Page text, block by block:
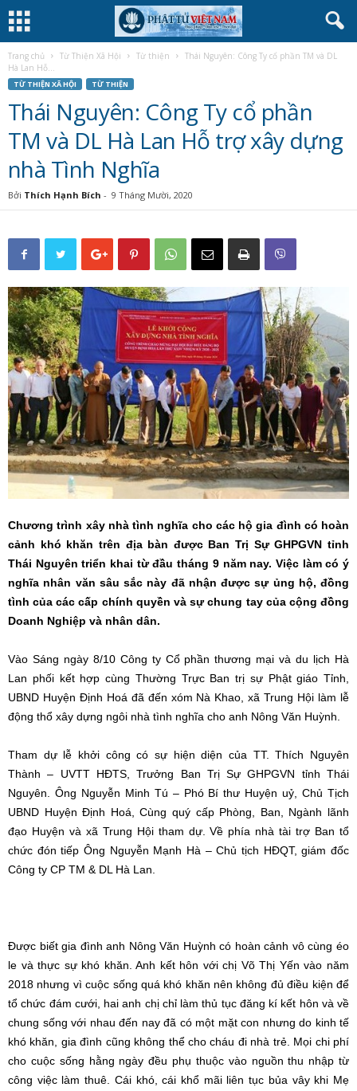
Trang chủ Từ Thiện Xã Hội Từ thiện
Thái Nguyên: Công Ty cổ phần TM và DL
Hà Lan Hỗ...
TỪ THIỆN XÃ HỘI TỪ THIỆN
Thái Nguyên: Công Ty cổ phần
TM và DL Hà Lan Hỗ trợ xây dựng
nhà Tình Nghĩa
Bởi Thích Hạnh Bích - 9 Tháng Mười, 2020
Chương trình xây nhà tình nghĩa cho các hộ gia đình có hoàn
cảnh khó khăn trên địa bàn được Ban Trị Sự GHPGVN tỉnh
Thái Nguyên triển khai từ đầu tháng 9 năm nay. Việc làm có ý
nghĩa nhân văn sâu sắc này đã nhận được sự ủng hộ, đồng
tình của các cấp chính quyền và sự chung tay của cộng đồng
Doanh Nghiệp và nhân dân.
Vào Sáng ngày 8/10 Công ty Cổ phần thương mại và du lịch Hà
Lan phối kết hợp cùng Thường Trực Ban trị sự Phật giáo Tỉnh,
UBND Huyện Định Hoá đã đến xóm Nà Khao, xã Trung Hội làm lễ
động thổ xây dựng ngôi nhà tình nghĩa cho anh Nông Văn Huỳnh.
Tham dự lễ khởi công có sự hiện diện của TT. Thích Nguyên
Thành – UVTT HĐTS, Trưởng Ban Trị Sự GHPGVN tỉnh Thái
Nguyên. Ông Nguyễn Minh Tú – Phó Bí thư Huyện uỷ, Chủ Tịch
UBND Huyện Định Hoá, Cùng quý cấp Phòng, Ban, Ngành lãnh
đạo Huyện và xã Trung Hội tham dự. Về phía nhà tài trợ Ban tổ
chức đón tiếp Ông Nguyễn Mạnh Hà – Chủ tịch HĐQT, giám đốc
Công ty CP TM & DL Hà Lan.
Được biết gia đình anh Nông Văn Huỳnh có hoàn cảnh vô cùng éo
le và thực sự khó khăn. Anh kết hôn với chị Võ Thị Yến vào năm
2018 nhưng vì cuộc sống quá khó khăn nên không đủ điều kiện để
tổ chức đám cưới, hai anh chị chỉ làm thủ tục đăng kí kết hôn và về
chung sống với nhau đến nay đã có một mặt con nhưng do kinh tế
khó khăn, gia đình cũng không thể cho cháu đi nhà trẻ. Mọi chi phí
cho cuộc sống hằng ngày đều phụ thuộc vào nguồn thu nhập từ
công việc làm thuê. Cái khó, cái khổ mãi liên tục bủa vây khi Mẹ